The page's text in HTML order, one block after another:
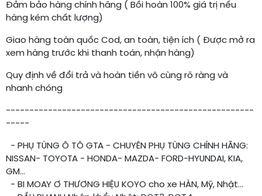
Đảm bảo hàng chính hãng ( Bồi hoàn 100% giá trị nếu
hàng kém chất lượng)
Giao hàng toàn quốc Cod, an toàn, tiện ích ( Được mở ra
xem hàng trước khi thanh toán, nhận hàng)
Quy định về đổi trả và hoàn tiền vô cùng rõ ràng và
nhanh chóng
-----------------------------------------------------
-----
- PHỤ TÙNG Ô TÔ GTA - CHUYÊN PHỤ TÙNG CHÍNH HÃNG:
NISSAN- TOYOTA - HONDA- MAZDA- FORD-HYUNDAI, KIA,
GM...
- BI MOAY Ơ THƯƠNG HIỆU KOYO cho xe HÀN, Mỹ, Nhật...